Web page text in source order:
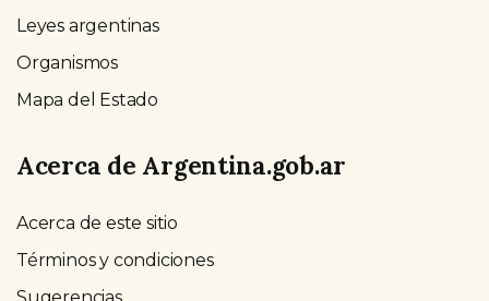
Leyes argentinas
Organismos
Mapa del Estado
Acerca de Argentina.gob.ar
Acerca de este sitio
Términos y condiciones